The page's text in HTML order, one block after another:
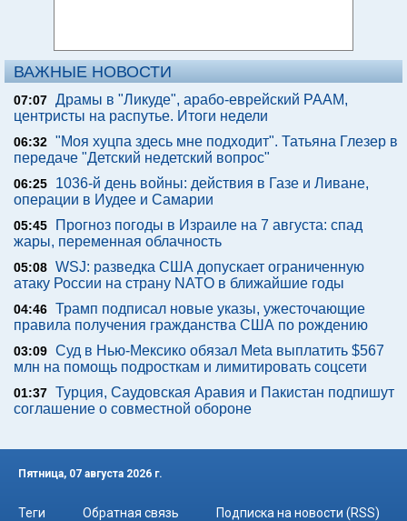
ВАЖНЫЕ НОВОСТИ
07:07 Драмы в "Ликуде", арабо-еврейский РААМ,
центристы на распутье. Итоги недели
06:32 "Моя хуцпа здесь мне подходит". Татьяна Глезер в
передаче "Детский недетский вопрос"
06:25
1036-й день войны: действия в Газе и Ливане,
операции в Иудее и Самарии
05:45
Прогноз погоды в Израиле на 7 августа: спад
жары, переменная облачность
05:08 WSJ: разведка США допускает ограниченную
атаку России на страну NATO в ближайшие годы
04:46 Трамп подписал новые указы, ужесточающие
правила получения гражданства США по рождению
03:09 Суд в Нью-Мексико обязал Meta выплатить $567
млн на помощь подросткам и лимитировать соцсети
01:37 Турция, Саудовская Аравия и Пакистан подпишут
соглашение о совместной обороне
Пятница, 07 августа 2026 г.
Теги Обратная связь Подписка на новости (RSS)